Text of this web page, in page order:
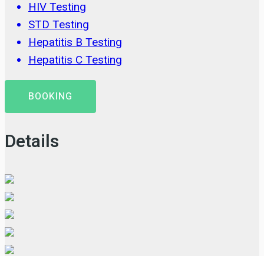
HIV Testing
STD Testing
Hepatitis B Testing
Hepatitis C Testing
BOOKING
Details